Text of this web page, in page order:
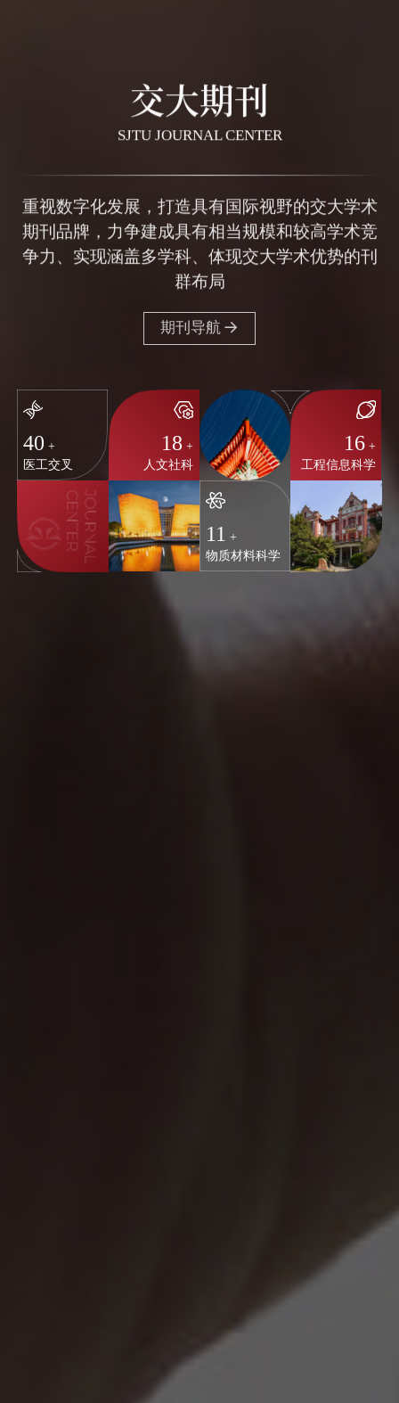
交大期刊
SJTU JOURNAL CENTER
重视数字化发展，打造具有国际视野的交大学术
期刊品牌，力争建成具有相当规模和较高学术竞
争力、实现涵盖多学科、体现交大学术优势的刊
群布局
期刊导航
40 +
医工交叉
18 +
人文社科
16 +
工程信息科学
11 +
物质材料科学